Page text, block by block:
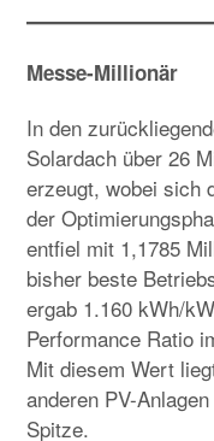
Messe-Millionär
In den
Solardach über 26
erzeugt, wobei sich
der
entfiel mit 1,1785
bisher beste
ergab 1.160 kWh/
Performance Ratio
Mit diesem Wert
anderen PV-
Spitze.